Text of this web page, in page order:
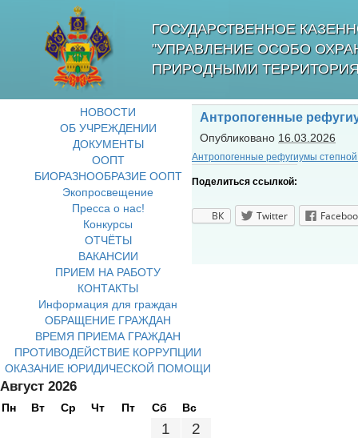
ГОСУДАРСТВЕННОЕ
"УПРАВЛЕНИЕ ОСОБО
ПРИРОДНЫМИ
Антропогенные
Опубликовано 16.03.2026
Антропогенные рефугиумы
Поделиться ссылкой:
ВК Twitter
НОВОСТИ
ОБ УЧРЕЖДЕНИИ
ДОКУМЕНТЫ
ООПТ
БИОРАЗНООБРАЗИЕ ООПТ
Экопросвещение
Пресса о нас!
Конкурсы
ОТЧЁТЫ
ВАКАНСИИ
ПРИЕМ НА РАБОТУ
КОНТАКТЫ
Информация для граждан
ОБРАЩЕНИЕ ГРАЖДАН
ВРЕМЯ ПРИЕМА ГРАЖДАН
ПРОТИВОДЕЙСТВИЕ КОРРУПЦИИ
ОКАЗАНИЕ ЮРИДИЧЕСКОЙ ПОМОЩИ
Август 2026
Пн Вт Ср Чт Пт Сб Вс
1
2